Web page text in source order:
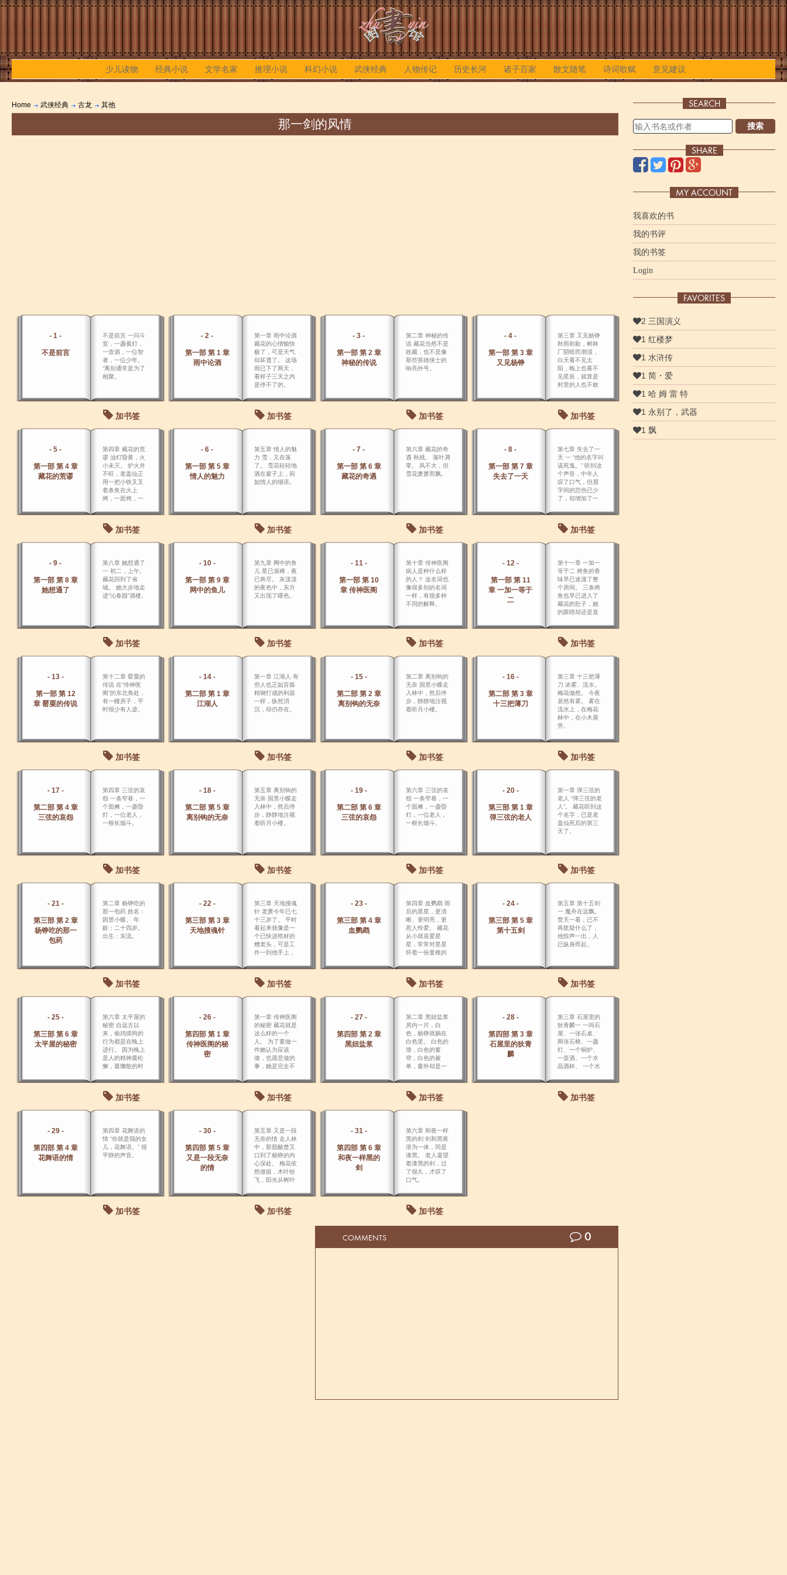
少儿读物 经典小说 文学名家 推理小说 科幻小说 武侠经典 人物传记 历史长河 诸子百家 散文随笔 诗词歌赋 意见建议
Home 武侠经典 古龙 其他
那一剑的风情
- 1 -
不是前言
不是前言 一问斗
室，一盏孤灯，
一壶酒，一位智
者，一位少年。
“离别通常是为了
相聚。
加书签
- 2 -
第一部 第 1 章
雨中论酒
第一章 雨中论酒
藏花的心情愉快
极了，可是天气
却坏透了。 这场
雨已下了两天，
看样子三天之内
是停不了的。
加书签
- 3 -
第一部 第 2 章
神秘的传说
第二章 神秘的传
说 藏花当然不是
姓藏，也不是像
那些英雄侠士的
响亮外号。
加书签
- 4 -
第一部 第 3 章
又见杨铮
第三章 又见杨铮
秋雨初歇，树林
厂阴暗而潮湿，
白天看不见太
阳，晚上也看不
见星辰，就算是
村里的人也不敢
只要一迷路就难
走得出去。
加书签
- 5 -
第一部 第 4 章
藏花的荒谬
第四章 藏花的荒
谬 油灯昏黄，火
小未灭。 炉火并
不旺，老盖仙正
用一把小铁叉叉
着条鱼在火上
烤，一面烤，一
鱼上涂着作料。
加书签
- 6 -
第一部 第 5 章
情人的魅力
第五章 情人的魅
力 雪，又在落
了。 雪花轻轻地
酒在窗子上，宛
如情人的细语。
加书签
- 7 -
第一部 第 6 章
藏花的奇遇
第六章 藏花的奇
遇 秋残。 落叶凋
零。 风不大，但
雪花萧萧而飘。
加书签
- 8 -
第一部 第 7 章
失去了一天
第七章 失去了一
天 一 “他的名字叫
该死鬼。” 听到这
个声音，中年人
叹了口气，但眉
字间的悲伤已少
了，却增加了一
加书签
- 9 -
第一部 第 8 章
她想通了
第八章 她想通了
一 初二，上午。
藏花回到了省
城。 她大步地走
进“沁春园”酒楼。
加书签
- 10 -
第一部 第 9 章
网中的鱼儿
第九章 网中的鱼
儿 星已渐稀，夜
已将尽。 灰漾漾
的夜色中，东方
又出现了曙色。
加书签
- 11 -
第一部 第 10
章 传神医阁
第十章 传神医阁
病人是种什么样
的人？ 这名词也
像很多别的名词
一样，有很多种
不同的解释。
加书签
- 12 -
第一部 第 11
章 一加一等于
二
第十一章 一加一
等于二 烤鱼的香
味早已迷漫了整
个房间。 三条烤
鱼也早已进入了
藏花的肚子，她
的眼睛却还是直
的鱼。
加书签
- 13 -
第一部 第 12
章 罂粟的传说
第十二章 罂粟的
传说 在“传神医
阁”的东北角处，
有一幢房子，平
时很少有人迹。
加书签
- 14 -
第二部 第 1 章
江湖人
第一章 江湖人 有
些人也正如百炼
精钢打成的利器
一样，纵然消
沉，却仍存在。
加书签
- 15 -
第二部 第 2 章
离别钩的无奈
第二章 离别钩的
无奈 国景小蝶走
入林中，然后停
步，静静地注视
着听月小楼。
加书签
- 16 -
第二部 第 3 章
十三把薄刀
第三章 十三把薄
刀 浓雾、流水。
梅花做然。 今夜
居然有雾。 雾在
流水上，在梅花
林中，在小木屋
旁。
加书签
- 17 -
第二部 第 4 章
三弦的哀怨
第四章 三弦的哀
怨 一条窄巷，一
个面摊，一盏昏
灯，一位老人，
一根长烟斗。
加书签
- 18 -
第二部 第 5 章
离别钩的无奈
第五章 离别钩的
无奈 国景小蝶走
入林中，然后停
步，静静地注视
着听月小楼。
加书签
- 19 -
第二部 第 6 章
三弦的哀怨
第六章 三弦的哀
怨 一条窄巷，一
个面摊，一盏昏
灯，一位老人，
一根长烟斗。
加书签
- 20 -
第三部 第 1 章
弹三弦的老人
第一章 弹三弦的
老人 “弹三弦的老
人”。 藏花听到这
个名字，已是老
盖仙死后的第三
天了。
加书签
- 21 -
第三部 第 2 章
杨铮吃的那一
包药
第二章 杨铮吃的
那一包药 姓名：
因景小蝶。 年
龄：二十四岁。
出生：东流。
加书签
- 22 -
第三部 第 3 章
天地搜魂针
第三章 天地搜魂
针 老萧今年已七
十三岁了。 平时
看起来就像是一
个已快进棺材的
糟老头，可是工
作一到他手上，
变得精神抖擞，
变得仿佛只有四
十岁，变成一
加书签
- 23 -
第三部 第 4 章
血鹦鹉
第四章 血鹦鹉 雨
后的星星，更清
晰、更明亮，更
惹人怜爱。 藏花
从小就喜爱星
星，常常对星星
怀着一份童稚的
境、童稚的 喜
悦。
加书签
- 24 -
第三部 第 5 章
第十五剑
第五章 第十五剑
一 魔舟在远飘。
焚天一看，已不
再犹疑什么了，
他惊声一出，人
已纵身而起。
加书签
- 25 -
第三部 第 6 章
太平屋的秘密
第六章 太平屋的
秘密 自远古以
来，偷鸡摸狗的
行为都是在晚上
进行。 因为晚上
是人的精神最松
懈，最懒散的时
睡，天地一片寂
暗的 时候。
加书签
- 26 -
第四部 第 1 章
传神医阁的秘
密
第一章 传神医阁
的秘密 藏花就是
这么样的一个
人。 为了要做一
件她认为应该
做，也愿意做的
事，她是完全不
加书签
- 27 -
第四部 第 2 章
黑妞盐浆
第二章 黑妞盐浆
房内一片，白
色，杨铮就躺在
白色里。 白色的
墙，白色的窗
帘，白色的被
单，窗外却是一
加书签
- 28 -
第四部 第 3 章
石屋里的狄青
麟
第三章 石屋里的
狄青麟一 一间石
屋、一张石桌、
两张石椅、一盏
灯、一个铜炉、
一壶酒、一个水
晶酒杯、 一个水
加书签
- 29 -
第四部 第 4 章
花舞语的情
第四章 花舞语的
情 “你就是我的女
儿，花舞语。” 很
平静的声音。
加书签
- 30 -
第四部 第 5 章
又是一段无奈
的情
第五章 又是一段
无奈的情 走人林
中，那股酸楚又
口到了杨铮的内
心深处。 梅花依
然做挺，木叶纷
飞，阳光从树叶
一道道的光柱投
射在微 湿的泥土
上。 加书签
- 31 -
第四部 第 6 章
和夜一样黑的
剑
第六章 和夜一样
黑的剑 剑和黑夜
溶为一体，同是
漆黑。 老人凝望
着漆黑的剑，过
了很久，才叹了
口气。
加书签
COMMENTS 0
SEARCH
搜索
SHARE
MY ACCOUNT
我喜欢的书
我的书评
我的书签
Login
FAVORITES
2 三国演义
1 红楼梦
1 水浒传
1 简・爱
1 哈 姆 雷 特
1 永别了，武器
1 飘